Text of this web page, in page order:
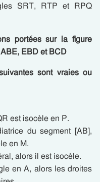
SRT, RTP et RPQ
portées sur la figure
EBD et BCD
sont vraies ou
est isocèle en P.
du segment [AB],
en M.
alors il est isocèle.
en A, alors les droites